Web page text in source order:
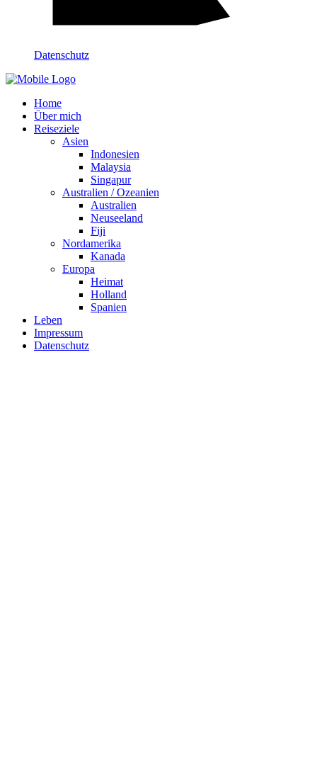
Datenschutz
Home
Über mich
Reiseziele
Asien
Indonesien
Malaysia
Singapur
Australien / Ozeanien
Australien
Neuseeland
Fiji
Nordamerika
Kanada
Europa
Heimat
Holland
Spanien
Leben
Impressum
Datenschutz